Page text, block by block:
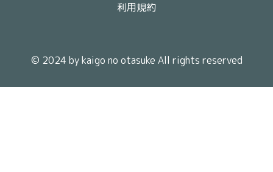
利用規約
© 2024 bykaigo no otasuke All rights reserved